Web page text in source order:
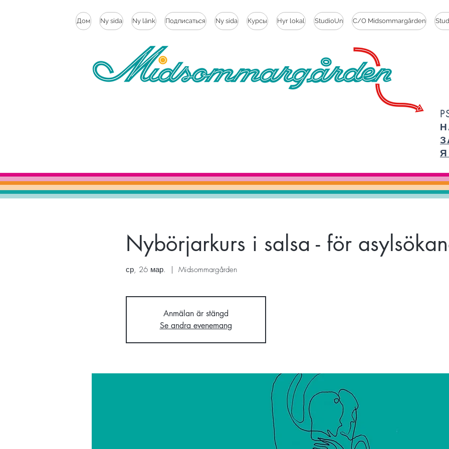
Дом Ny sida Ny länk Подписаться Ny sida Курсы Hyr lokal StudioUn C/O Midsommargården
Nybörjarkurs i salsa - för
ср, 26 мар.
  |
Midsommargården
Anmälan är stängd
Se andra evenemang